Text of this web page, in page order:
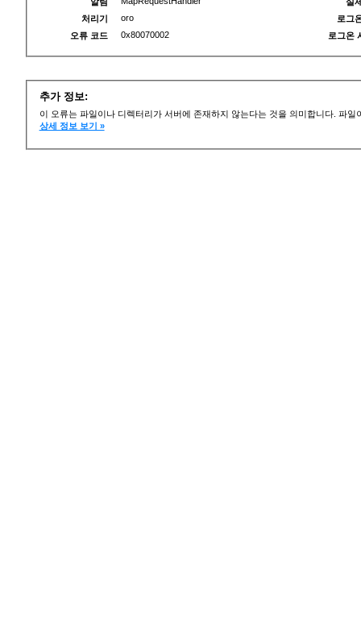
처리기
oro
오류 코드
0x80070002
로그
로그온
추가 정보:
이 오류는 파일이나 디렉터리가 서버에 존재하지 않는다는 것을 의미합니다. 파
상세 정보 보기 »